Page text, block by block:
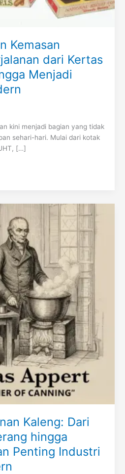
Kemasan
dari Kertas
Menjadi
kini menjadi bagian yang tidak
sehari-hari. Mulai dari kotak
[…]
Kaleng: Dari
hingga
Penting Industri